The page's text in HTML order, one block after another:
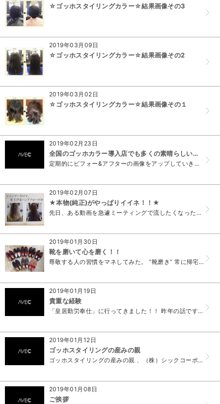
☆ゴッホスタイリングカラー☆結果画像その3
2019年03月09日
☆ゴッホスタイリングカラー☆結果画像その2
2019年03月02日
☆ゴッホスタイリングカラー☆結果画像その１
2019年02月23日
全国のゴッホカラー導入店でも多くの素晴らしい結果が出ています
定期的にビフォー&アフターの画像をアップしていきます。 お楽しみに‼️
2019年02月07日
★本物(純正)がやっぱりイイネ！！★
先日、ある動画を急遽ミーティングで流したくなった。 そこで用意したのがAppleライトニングアダプター。 iPhoneを直にプロジェクターにつなげる(H...
2019年01月30日
靴を磨いて心を磨く！！
尊敬する人の習慣をマネしてみた。 ‟靴磨き” 常に帰宅時、その日履いた靴にブラッシングをしてホコリを落とす事は 意識してやっている。 でも、...
2019年01月19日
貴重な経験
「皇居勤労奉仕」に行ってきました！！ 昨年の話ですが・・・ もともと会社にも家にも神棚が無かったくらい、ならわし事に対して意識の低い私が ここ最近神事に...
2019年01月12日
ゴッホスタイリングの産みの親
ゴッホスタイリングの産みの親 、（株）シックコーポレーションが 130% の 売上アップ を叶えるコンサルティングとして美容の経営プラン ＰＬＡＮ8月号...
2019年01月08日
ご挨拶